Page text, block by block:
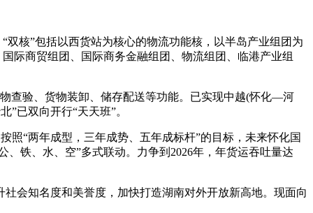
双核”包括以西货站为核心的物流功能核，以半岛产业组团为
际商贸组团、国际商务金融组团、物流组团、临港产业组
查验、货物装卸、储存配送等功能。已实现中越(怀化—河
已双向开行“天天班”。
照“两年成型，三年成势、五年成标杆”的目标，未来怀化国
、铁、水、空”多式联动。力争到2026年，年货运吞吐量达
会知名度和美誉度，加快打造湖南对外开放新高地。现面向